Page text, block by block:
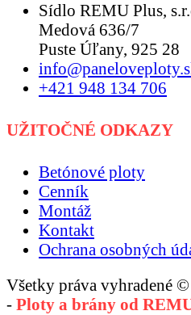
Sídlo REMU Plus,
Medová 636/7
Puste Úľany, 925 28
+421 948 134 706
UŽITOČNÉ ODKAZY
Betónové ploty
Cenník
Montáž
Kontakt
Ochrana osobných
Všetky práva vyhradené
- Ploty a brány od